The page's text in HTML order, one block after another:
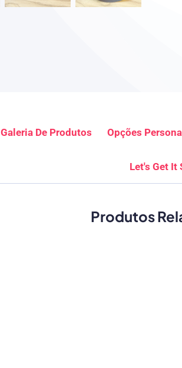
Galeria De Produtos Opções
Let's Get It
Produtos